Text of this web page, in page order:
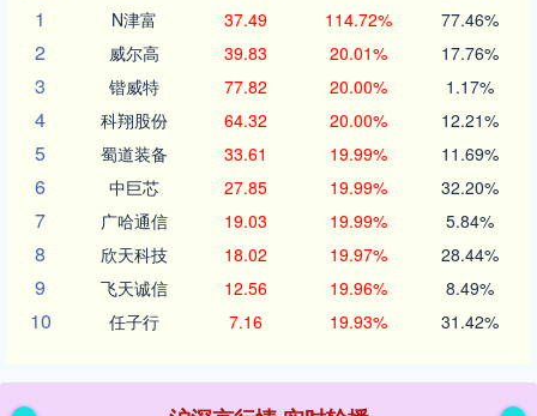
1
N津富 37.49 114.72% 77.46%
2 威尔高 39.83 20.01% 17.76%
3 锴威特 77.82 20.00% 1.17%
4 科翔股份 64.32 20.00% 12.21%
5 蜀道装备 33.61 19.99% 11.69%
6 中巨芯 27.85 19.99% 32.20%
7 广哈通信 19.03 19.99% 5.84%
8 欣天科技 18.02 19.97% 28.44%
9 飞天诚信 12.56 19.96% 8.49%
10 任子行 7.16 19.93% 31.42%